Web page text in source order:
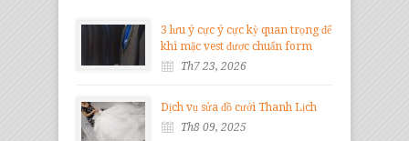
3 lưu ý cực ý cực kỳ quan trọng để
khi mặc vest được chuẩn form
Th7 23, 2026
Dịch vụ sửa đồ cưới Thanh Lịch
Th8 09, 2025